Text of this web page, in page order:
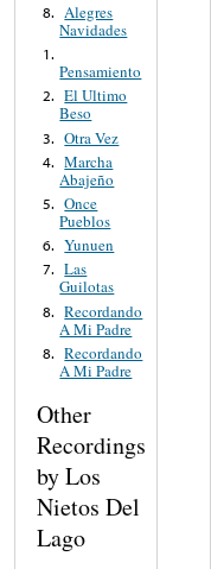
8. Alegres
Navidades
1.
Pensamiento
2. El Ultimo
Beso
3. Otra Vez
4. Marcha
Abajeño
5. Once
Pueblos
6. Yunuen
7. Las
Guilotas
8. Recordando
A Mi Padre
8. Recordando
A Mi Padre
Other
Recordings
by Los
Nietos Del
Lago